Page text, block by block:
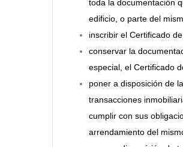
toda la documentación
edificio, o parte del
inscribir el Certificado
conservar la
especial, el Certificado
poner a disposición de
transacciones
cumplir con sus
arrendamiento del